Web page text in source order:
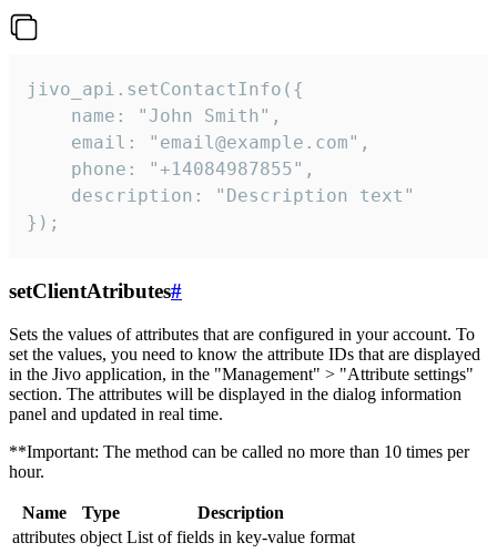
jivo_api.setContactInfo({
    name: "John Smith",
    email: "email@example.com",
    phone: "+14084987855",
    description: "Description text"
});
setClientAtributes#
Sets the values ​​of attributes that are configured in your account. To
set the values, you need to know the attribute IDs that are displayed
in the Jivo application, in the "Management" > "Attribute settings"
section. The attributes will be displayed in the dialog information
panel and updated in real time.
**Important: The method can be called no more than 10 times per
hour.
Name Type
Description
attributes object List of fields in key-value format